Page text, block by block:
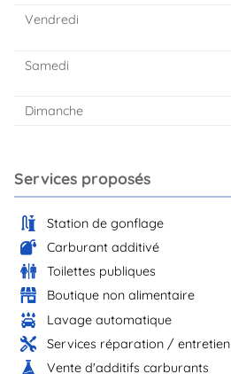
Vendredi
Samedi
Dimanche
Services proposés
Station de gonflage
Carburant additivé
Toilettes publiques
Boutique non alimentaire
Lavage automatique
Services réparation / entretien
Vente d'additifs carburants